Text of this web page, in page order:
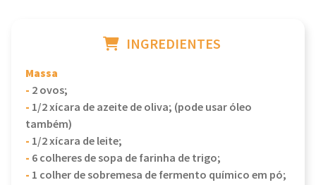
INGREDIENTES
Massa
- 2 ovos;
- 1/2 xícara de azeite de oliva; (pode usar óleo
também)
- 1/2 xícara de leite;
- 6 colheres de sopa de farinha de trigo;
- 1 colher de sobremesa de fermento químico em pó;